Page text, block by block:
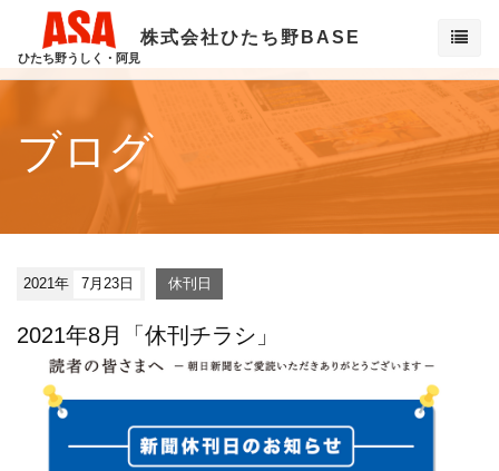
ひたち野うしく・阿見
株式会社ひたち野BASE
ブログ
2021年 7月23日 休刊日
2021年8月「休刊チラシ」